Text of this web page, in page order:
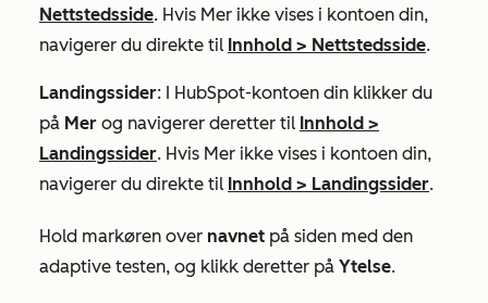
Nettstedsside. Hvis Mer ikke vises i kontoen din,
navigerer du direkte til Innhold > Nettstedsside.
Landingssider: I HubSpot-kontoen din klikker du
på Mer og navigerer deretter til Innhold >
Landingssider. Hvis Mer ikke vises i kontoen din,
navigerer du direkte til Innhold > Landingssider.
Hold markøren over navnet på siden med den
adaptive testen, og klikk deretter på Ytelse.